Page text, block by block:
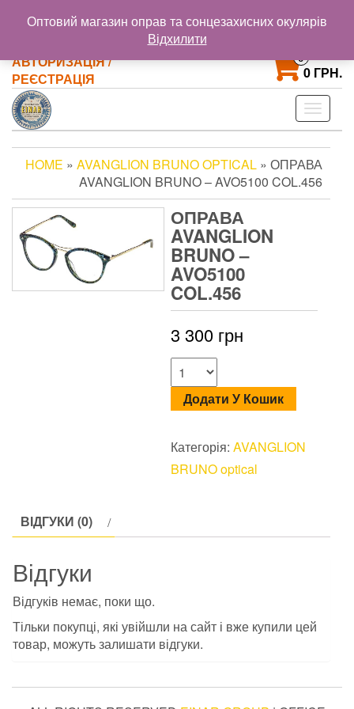
@gmail.com
+38 093 121 72 02
+38 063 853 58 33
АВТОРИЗАЦІЯ /
РЕЄСТРАЦІЯ
0
0 ГРН.
Toggle
HOME » AVANGLION BRUNO OPTICAL » ОПРАВА
AVANGLION BRUNO – AVO5100 COL.456
ОПРАВА
AVANGLION
BRUNO –
AVO5100
COL.456
3 300 грн
Додати У Кошик
Категорія:AVANGLION
BRUNO optical
ВІДГУКИ (0)
Відгуки
Відгуків немає, поки що.
Тільки покупці, які увійшли на сайт і вже купили цей
товар, можуть залишати відгуки.
Оптовий магазин оправ та сонцезахисних окулярів
Відхилити